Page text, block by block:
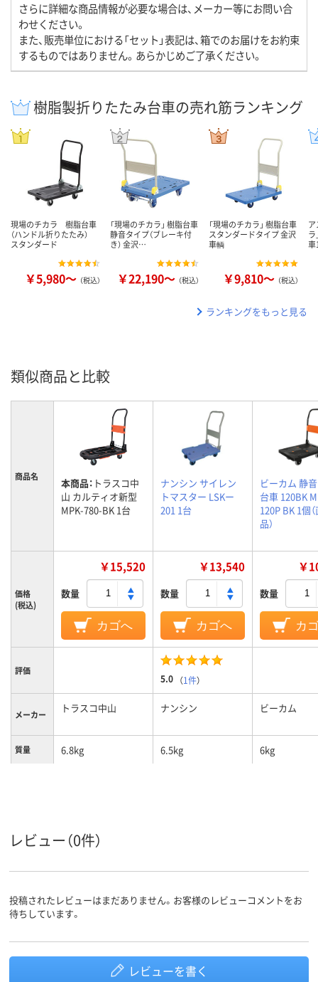
さらに詳細な商品情報が必要な場合は、メーカー等にお問い合
わせください。
また、販売単位における「セット」表記は、箱でのお届けをお約束
するものではありません。あらかじめご了承ください。
樹脂製折りたたみ台車の売れ筋ランキング
現場のチカラ 樹脂台車
（ハンドル折りたたみ）
スタンダード
￥5,980～ （税込）
「現場のチカラ」 樹脂台車
静音タイプ（ブレーキ付
き） 金沢…
￥22,190～ （税込）
「現場のチカラ」 樹脂台車
スタンダードタイプ 金沢
車輌
￥9,810～ （税込）
ランキングをもっと見る
類似商品と比較
商品名 本商品： トラスコ中
山 カルティオ新型
MPK-780-BK 1台
ナンシン サイレン
トマスター LSKー
201 1台
ビーカム 静
台車 120BK
120P BK 1個
品）
価格
(税込)
￥15,520
数量
カゴへ
￥13,540
数量
カゴへ
￥
数量
カ
評価
5.0 （1件）
メーカー トラスコ中山 ナンシン ビーカム
質量 6.8kg 6.5kg 6kg
レビュー（0件）
投稿されたレビューはまだありません。お客様のレビューコメントをお
待ちしています。
レビューを書く